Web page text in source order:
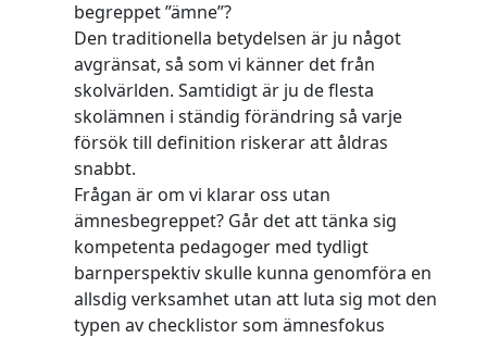
begreppet ”ämne”?
Den traditionella betydelsen är ju något
avgränsat, så som vi känner det från
skolvärlden. Samtidigt är ju de flesta
skolämnen i ständig förändring så varje
försök till definition riskerar att åldras
snabbt.
Frågan är om vi klarar oss utan
ämnesbegreppet? Går det att tänka sig
kompetenta pedagoger med tydligt
barnperspektiv skulle kunna genomföra en
allsdig verksamhet utan att luta sig mot den
typen av checklistor som ämnesfokus